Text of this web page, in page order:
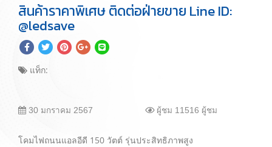
สินค้าราคาพิเศษ ติดต่อฝ่ายขาย Line ID:
@ledsave
แท็ก:
30 มกราคม 2567 ผู้ชม 11516 ผู้ชม
โคมไฟถนนแอลอีดี 150 วัตต์ รุ่นประสิทธิภาพสูง